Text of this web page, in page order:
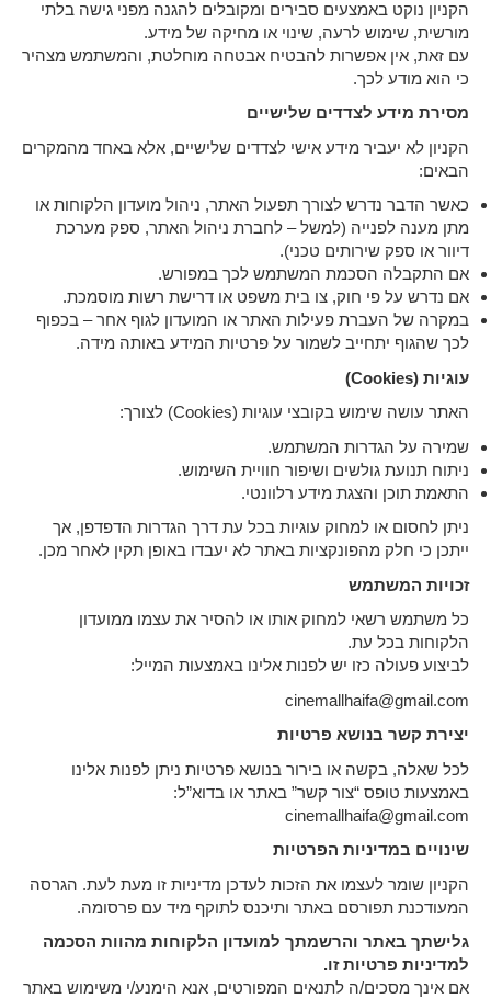
הקניון נוקט באמצעים סבירים ומקובלים להגנה מפני גישה בלתי
מורשית, שימוש לרעה, שינוי או מחיקה של מידע.
עם זאת, אין אפשרות להבטיח אבטחה מוחלטת, והמשתמש מצהיר
כי הוא מודע לכך.
מסירת מידע לצדדים שלישיים
הקניון לא יעביר מידע אישי לצדדים שלישיים, אלא באחד מהמקרים
הבאים:
כאשר הדבר נדרש לצורך תפעול האתר, ניהול מועדון הלקוחות או
מתן מענה לפנייה (למשל – לחברת ניהול האתר, ספק מערכת
דיוור או ספק שירותים טכני).
אם התקבלה הסכמת המשתמש לכך במפורש.
אם נדרש על פי חוק, צו בית משפט או דרישת רשות מוסמכת.
במקרה של העברת פעילות האתר או המועדון לגוף אחר – בכפוף
לכך שהגוף יתחייב לשמור על פרטיות המידע באותה מידה.
עוגיות (Cookies)
האתר עושה שימוש בקובצי עוגיות (Cookies) לצורך:
שמירה על הגדרות המשתמש.
ניתוח תנועת גולשים ושיפור חוויית השימוש.
התאמת תוכן והצגת מידע רלוונטי.
ניתן לחסום או למחוק עוגיות בכל עת דרך הגדרות הדפדפן, אך
ייתכן כי חלק מהפונקציות באתר לא יעבדו באופן תקין לאחר מכן.
זכויות המשתמש
כל משתמש רשאי למחוק אותו או להסיר את עצמו ממועדון
הלקוחות בכל עת.
לביצוע פעולה כזו יש לפנות אלינו באמצעות המייל:
cinemallhaifa@gmail.com
יצירת קשר בנושא פרטיות
לכל שאלה, בקשה או בירור בנושא פרטיות ניתן לפנות אלינו
באמצעות טופס “צור קשר” באתר או בדוא”ל:
cinemallhaifa@gmail.com
שינויים במדיניות הפרטיות
הקניון שומר לעצמו את הזכות לעדכן מדיניות זו מעת לעת. הגרסה
המעודכנת תפורסם באתר ותיכנס לתוקף מיד עם פרסומה.
גלישתך באתר והרשמתך למועדון הלקוחות מהוות הסכמה
למדיניות פרטיות זו.
אם אינך מסכים/ה לתנאים המפורטים, אנא הימנע/י משימוש באתר